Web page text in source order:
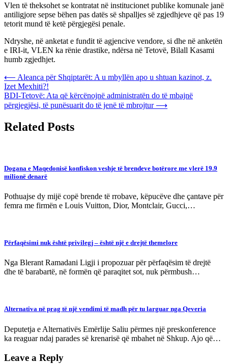
Vlen të theksohet se kontratat në institucionet publike komunale janë
antiligjore sepse bëhen pas datës së shpalljes së zgjedhjeve që pas 19
tetorit mund të ketë përgjegësi penale.
Ndryshe, në anketat e fundit të agjencive vendore, si dhe në anketën
e IRI-it, VLEN ka rënie drastike, ndërsa në Tetovë, Bilall Kasami
humb zgjedhjet.
Post
navigation
⟵ Aleanca për Shqiptarët: A u mbyllën apo u shtuan kazinot, z.
Izet Mexhiti?!
BDI-Tetovë: Ata që kërcënojnë administratën do të mbajnë
përgjegjësi, të punësuarit do të jenë të mbrojtur ⟶
Related Posts
Dogana e Maqedonisë konfiskon veshje të brendeve botërore me vlerë 19.9
milionë denarë
Pothuajse dy mijë copë brende të rrobave, këpucëve dhe çantave për
femra me firmën e Louis Vuitton, Dior, Montclair, Gucci,…
Përfaqësimi nuk është privilegj – është një e drejtë themelore
Nga Blerant Ramadani Ligji i propozuar për përfaqësim të drejtë
dhe të barabartë, në formën që paraqitet sot, nuk përmbush…
Alternativa në prag të një vendimi të madh për tu larguar nga Qeveria
Deputetja e Alternativës Emërlije Saliu përmes një preskonference
ka reaguar ndaj parades së krenarisë që mbahet në Shkup. Ajo që…
Leave a Reply